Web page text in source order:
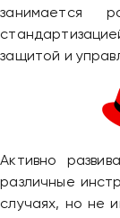
занимается
защитой и
Активно
различные
случаях, но не